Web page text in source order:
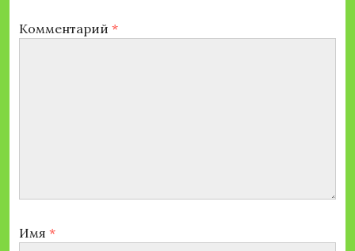
Комментарий *
Имя *